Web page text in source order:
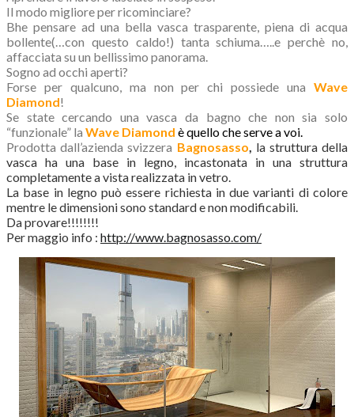
Il modo migliore per ricominciare?
Bhe pensare ad una bella vasca trasparente, piena di acqua
bollente(…con questo caldo!) tanta schiuma…..e perchè no,
affacciata su un bellissimo panorama.
Sogno ad occhi aperti?
Forse per qualcuno, ma non per chi possiede una Wave
Diamond!
Se state cercando una vasca da bagno che non sia solo
“funzionale” la Wave Diamond è quello che serve a voi.
Prodotta dall’azienda svizzera Bagnosasso, la struttura della
vasca ha una base in legno, incastonata in una struttura
completamente a vista realizzata in vetro.
La base in legno può essere richiesta in due varianti di colore
mentre le dimensioni sono standard e non modificabili.
Da provare!!!!!!!!
Per maggio info : http://www.bagnosasso.com/